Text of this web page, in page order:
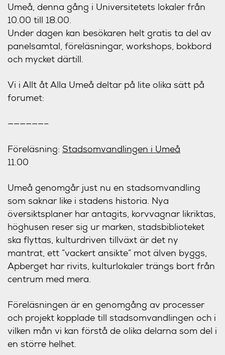
Umeå, denna gång i Universitetets lokaler från
10.00 till 18.00.
Under dagen kan besökaren helt gratis ta del av
panelsamtal, föreläsningar, workshops, bokbord
och mycket därtill.
Vi i Allt åt Alla Umeå deltar på lite olika sätt på
forumet:
——————–
Föreläsning: Stadsomvandlingen i Umeå
11.00
Umeå genomgår just nu en stadsomvandling
som saknar like i stadens historia. Nya
översiktsplaner har antagits, korvvagnar likriktas,
höghusen reser sig ur marken, stadsbiblioteket
ska flyttas, kulturdriven tillväxt är det ny
mantrat, ett ”vackert ansikte” mot älven byggs,
Apberget har rivits, kulturlokaler trängs bort från
centrum med mera.
Föreläsningen är en genomgång av processer
och projekt kopplade till stadsomvandlingen och i
vilken mån vi kan förstå de olika delarna som del i
en större helhet.